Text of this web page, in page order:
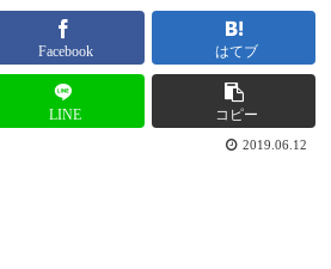
Facebook はてブ
LINE コピー
2019.06.12